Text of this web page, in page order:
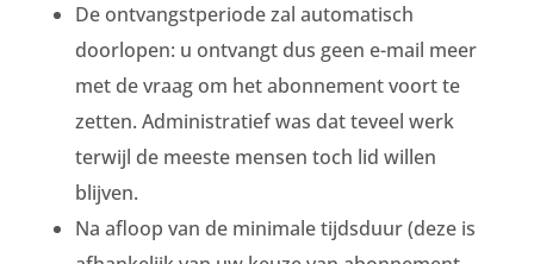
De ontvangstperiode zal automatisch
doorlopen: u ontvangt dus geen e-mail meer
met de vraag om het abonnement voort te
zetten. Administratief was dat teveel werk
terwijl de meeste mensen toch lid willen
blijven.
Na afloop van de minimale tijdsduur (deze is